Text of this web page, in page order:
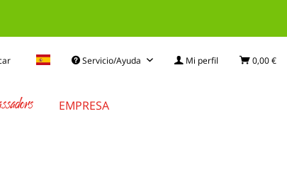
Servicio/Ayuda Mi perfil 0,00 €
EMPRESA